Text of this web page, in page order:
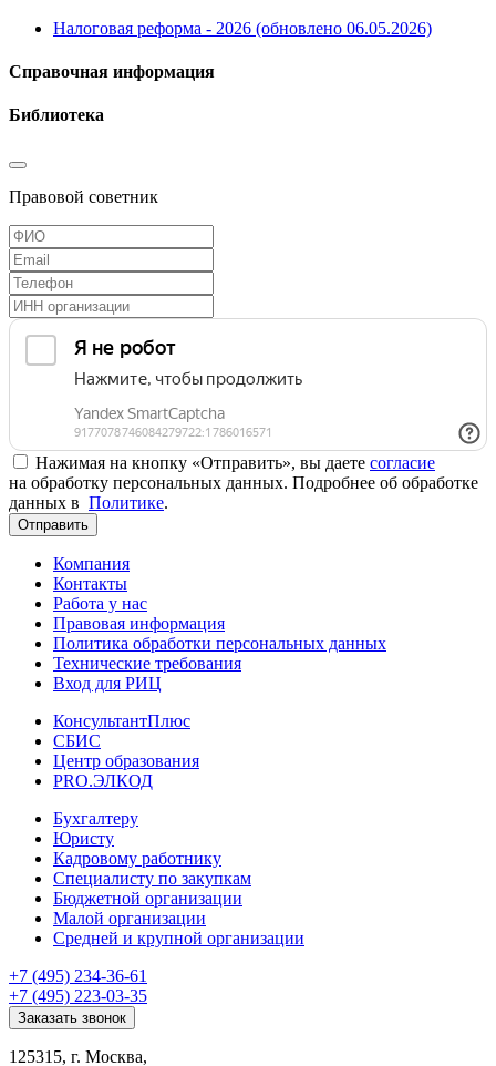
Налоговая реформа - 2026 (обновлено 06.05.2026)
Справочная информация
Библиотека
Правовой советник
Нажимая на кнопку «Отправить», вы даете согласие
на обработку персональных данных. Подробнее об обработке
данных в Политике.
Отправить
Компания
Контакты
Работа у нас
Правовая информация
Политика обработки персональных данных
Технические требования
Вход для РИЦ
КонсультантПлюс
СБИС
Центр образования
PRO.ЭЛКОД
Бухгалтеру
Юристу
Кадровому работнику
Специалисту по закупкам
Бюджетной организации
Малой организации
Средней и крупной организации
+7 (495) 234-36-61
+7 (495) 223-03-35
Заказать звонок
125315, г. Москва,